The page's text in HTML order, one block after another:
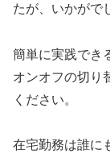
たが、いかがで
簡単に実践でき
オンオフの切り
ください。
在宅勤務は誰に